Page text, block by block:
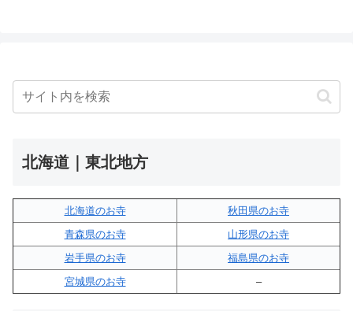
北海道｜東北地方
北海道のお寺
秋田県のお寺
青森県のお寺
山形県のお寺
岩手県のお寺
福島県のお寺
宮城県のお寺
–